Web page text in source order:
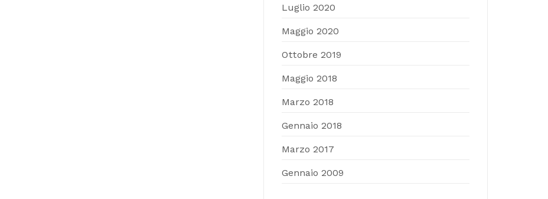
Luglio 2020
Maggio 2020
Ottobre 2019
Maggio 2018
Marzo 2018
Gennaio 2018
Marzo 2017
Gennaio 2009